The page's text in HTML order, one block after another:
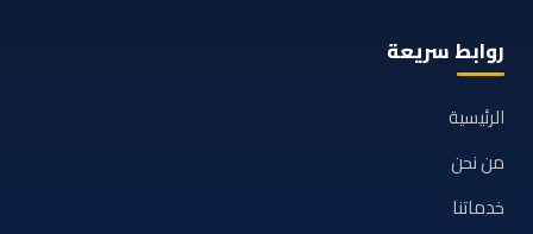
روابط سريعة
الرئيسية
من نحن
خدماتنا